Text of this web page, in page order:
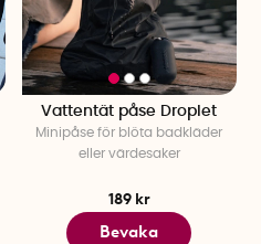
Vattentät påse Droplet
Minipåse för blöta badkläder
eller värdesaker
189 kr
Bevaka